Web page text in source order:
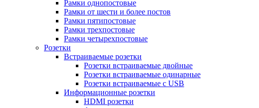
Рамки однопостовые
Рамки от шести и более постов
Рамки пятипостовые
Рамки трехпостовые
Рамки четырехпостовые
Розетки
Встраиваемые розетки
Розетки встраиваемые двойные
Розетки встраиваемые одинарные
Розетки встраиваемые с USB
Информационные розетки
HDMI розетки